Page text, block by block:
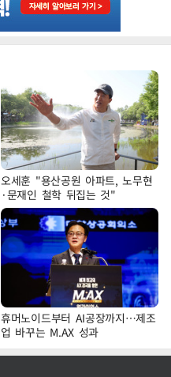
오세훈 "용산공원 아파트, 노무현
·문재인 철학 뒤집는 것"
휴머노이드부터 AI공장까지…제조
업 바꾸는 M.AX 성과